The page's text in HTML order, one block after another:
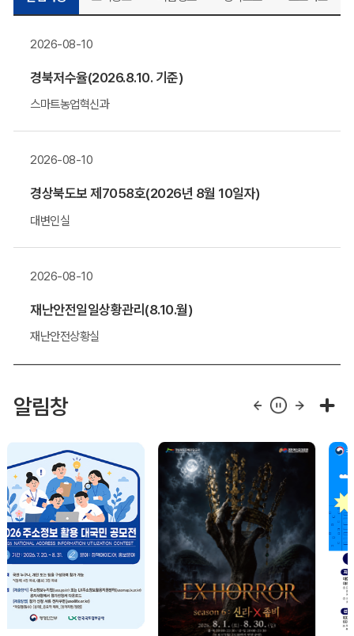
2026-08-10
경북저수율(2026.8.10. 기준)
스마트농업혁신과
2026-08-10
경상북도보 제7058호(2026년 8월 10일자)
대변인실
2026-08-10
재난안전일일상황관리(8.10.월)
재난안전상황실
알림창